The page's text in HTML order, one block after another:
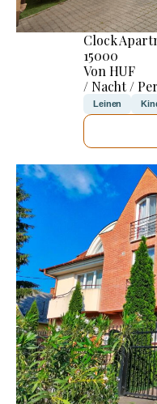
Clock
15000
Von HUF
/ Nacht /
Leinen